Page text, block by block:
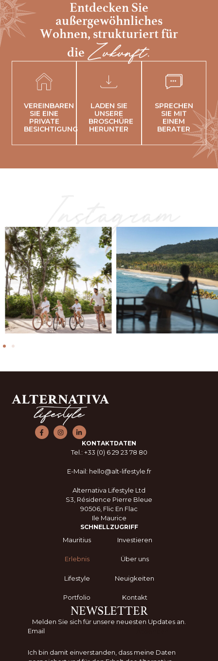
Entdecken Sie
außergewöhnliches
Wohnen, strukturiert für
die Zukunft.
VEREINBAREN
SIE EINE
PRIVATE
BESICHTIGUNG
LADEN SIE
UNSERE
BROSCHÜRE
HERUNTER
SPRECHEN
SIE MIT
EINEM
BERATER
Instagram
KONTAKTDATEN
Tel.: +33 (0) 6 29 23 78 80
E-Mail: hello@alt-lifestyle.fr
Alternativa Lifestyle Ltd
S3, Résidence Pierre Bleue
90506, Flic En Flac
Ile Maurice
SCHNELLZUGRIFF
Mauritius
Erlebnis
Lifestyle
Portfolio
Investieren
Über uns
Neuigkeiten
Kontakt
NEWSLETTER
Melden Sie sich für unsere neuesten Updates an.
Ich bin damit einverstanden, dass meine Daten